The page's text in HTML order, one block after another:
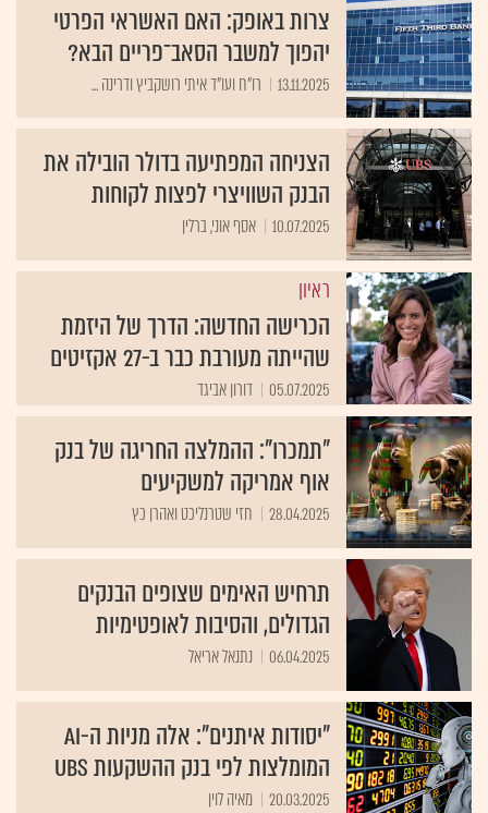
צרות באופק: האם האשראי הפרטי
יהפוך למשבר הסאב־פריים הבא?
13.11.2025 רו"ח ועו"ד איתי רושקביץ ודרינה ...
הצניחה המפתיעה בדולר הובילה את
הבנק השוויצרי לפצות לקוחות
10.07.2025 אסף אוני, ברלין
ראיון
הכרישה החדשה: הדרך של היזמת
שהייתה מעורבת כבר ב-27 אקזיטים
05.07.2025 דורון אביגד
"תמכרו": ההמלצה החריגה של בנק
אוף אמריקה למשקיעים
28.04.2025 חזי שטרנליכט ואהרן כץ
תרחיש האימים שצופים הבנקים
הגדולים, והסיבות לאופטימיות
06.04.2025 נתנאל אריאל
"יסודות איתנים": אלה מניות ה-AI
המומלצות לפי בנק ההשקעות UBS
20.03.2025 מאיה לוין